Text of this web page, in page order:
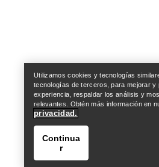
Utilizamos cookies y tecnologías
tecnologías de terceros, para mejorar y
experiencia, respaldar los análisis y
relevantes. Obtén más información en
privacidad.
Continua
r